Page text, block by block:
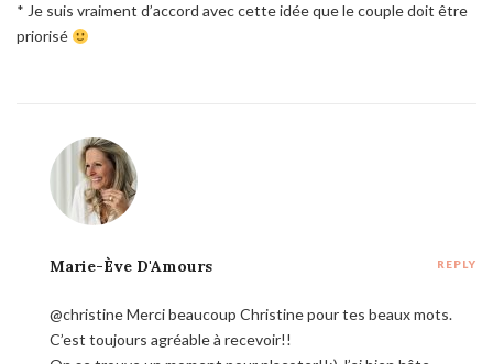
* Je suis vraiment d’accord avec cette idée que le couple doit être
priorisé
Marie-Ève D'Amours REPLY
@christine Merci beaucoup Christine pour tes beaux mots.
C’est toujours agréable à recevoir!!